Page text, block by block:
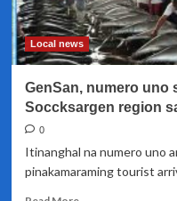
Local news
GenSan, numero uno
Soccksargen region
0
Itinanghal na numero uno
pinakamaraming tourist
Read